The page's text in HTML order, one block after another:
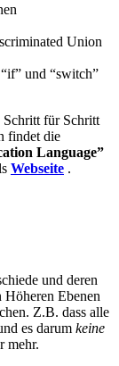
Union
und “switch”
Schritt für Schritt
findet die
Language”
Webseite .
und deren
Ebenen
Z.B. dass alle
es darum keine
mehr.